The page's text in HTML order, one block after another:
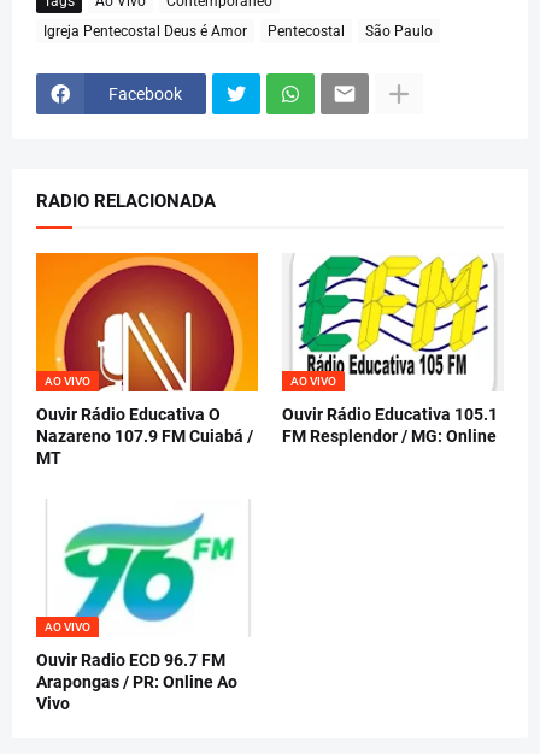
Igreja Pentecostal Deus é Amor
Pentecostal São Paulo
Facebook
RADIO RELACIONADA
AO VIVO
Ouvir Rádio Educativa O
Nazareno 107.9 FM Cuiabá /
MT
AO VIVO
Ouvir Rádio Educativa 105.1
FM Resplendor / MG: Online
AO VIVO
Ouvir Radio ECD 96.7 FM
Arapongas / PR: Online Ao
Vivo